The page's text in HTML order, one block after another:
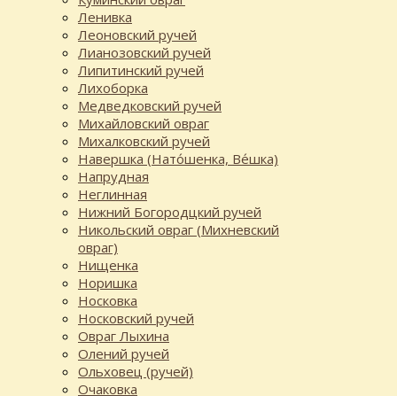
Ленивка
Леоновский ручей
Лианозовский ручей
Липитинский ручей
Лихоборка
Медведковский ручей
Михайловский овраг
Михалковский ручей
Навершка (Нато́шенка, Ве́шка)
Напрудная
Неглинная
Нижний Богородцкий ручей
Никольский овраг (Михневский
овраг)
Нищенка
Норишка
Носковка
Носковский ручей
Овраг Лыхина
Олений ручей
Ольховец (ручей)
Очаковка